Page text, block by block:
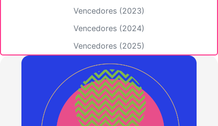
Vencedores (2023)
Vencedores (2024)
Vencedores (2025)